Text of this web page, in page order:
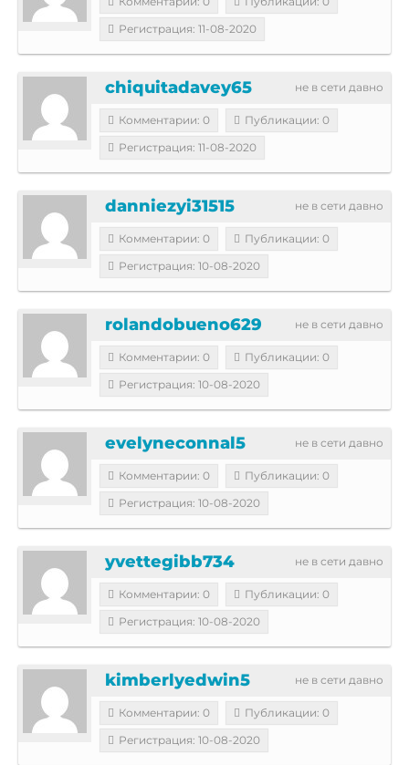
Регистрация: 11-08-2020
не в сети давно
chiquitadavey65
Комментарии: 0
Публикации: 0
Регистрация: 11-08-2020
не в сети давно
danniezyi31515
Комментарии: 0
Публикации: 0
Регистрация: 10-08-2020
не в сети давно
rolandobueno629
Комментарии: 0
Публикации: 0
Регистрация: 10-08-2020
не в сети давно
evelyneconnal5
Комментарии: 0
Публикации: 0
Регистрация: 10-08-2020
не в сети давно
yvettegibb734
Комментарии: 0
Публикации: 0
Регистрация: 10-08-2020
не в сети давно
kimberlyedwin5
Комментарии: 0
Публикации: 0
Регистрация: 10-08-2020